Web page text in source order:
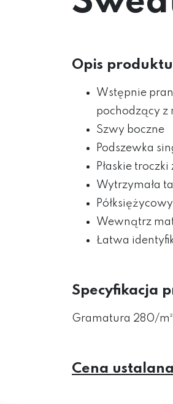
Opis produktu
Wstępnie
pochodzący z
Szwy boczne
Podszewka
Płaskie
Wytrzymała
Wewnątrz
Łatwa
Specyfikacja
Gramatura 280/
Cena